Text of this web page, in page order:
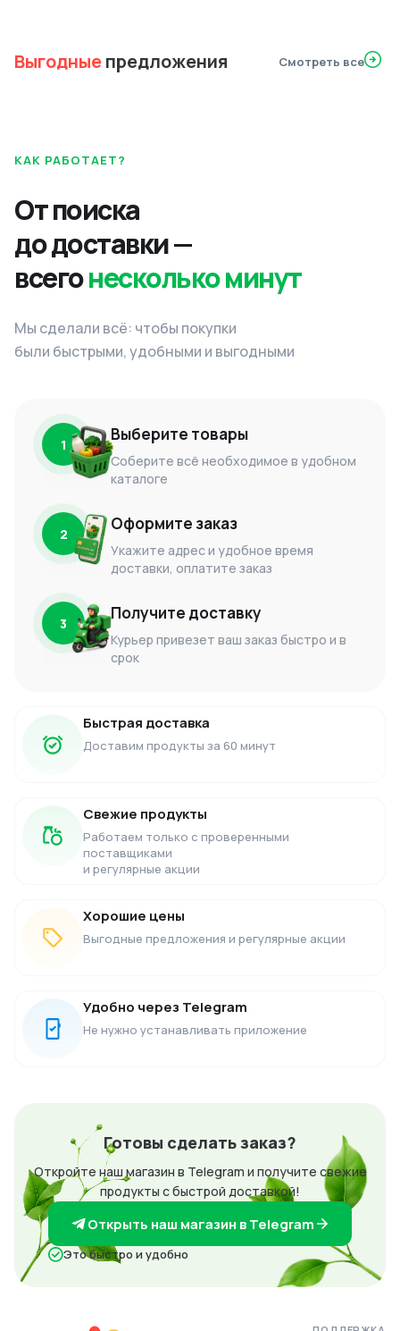
Выгодныепредложения Смотреть все
КАК РАБОТАЕТ?
От поиска
до доставки —
всегонесколько минут
Мы сделали всё: чтобы покупки
были быстрыми, удобными и выгодными
1 Выберите товары
Соберите всё необходимое в удобном
каталоге
2 Оформите заказ
Укажите адрес и удобное время
доставки, оплатите заказ
3 Получите доставку
Курьер привезет ваш заказ быстро и в
срок
Быстрая доставка
Доставим продукты за 60 минут
Свежие продукты
Работаем только с проверенными
поставщиками
и регулярные акции
Хорошие цены
Выгодные предложения и регулярные акции
Удобно через Telegram
Не нужно устанавливать приложение
Готовы сделать заказ?
Откройте наш магазин в Telegram и получите свежие
продукты с быстрой доставкой!
Открыть наш магазин в Telegram
Это быстро и удобно